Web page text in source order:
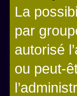
La
par
autorisé
ou peut-